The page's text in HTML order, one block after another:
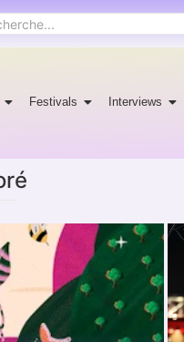
Festivals Interviews